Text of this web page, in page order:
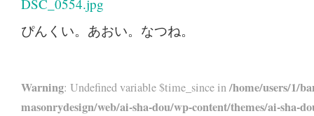
ぴんくい。あおい。なつね。
Warning: Undefined variable $time_since in/home/users/1/
masonrydesign/web/ai-sha-dou/wp-content/themes/ai-sha-